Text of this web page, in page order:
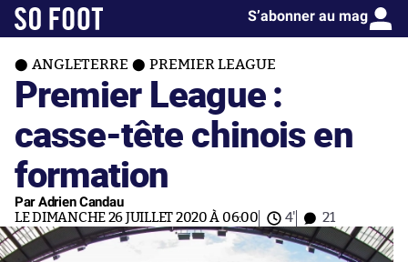
S’abonner au mag
ANGLETERRE PREMIER LEAGUE
Premier League :
casse-tête chinois en
formation
Par Adrien Candau
LE DIMANCHE 26 JUILLET 2020 À 06:00 4' 21